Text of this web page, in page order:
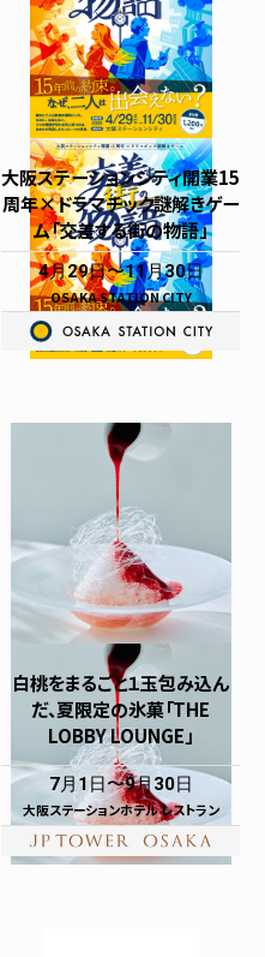
大阪ステーションシティ開業15
周年×ドラマチック謎解きゲー
ム「交差する街の物語」
4月29日 11月30日
OSAKA STATION CITY
白桃をまるごと１玉包み込ん
だ、夏限定の氷菓「THE
LOBBY LOUNGE」
7月1日 9月30日
大阪ステーションホテル レストラン